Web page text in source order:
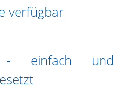
verfügbar
- einfach und